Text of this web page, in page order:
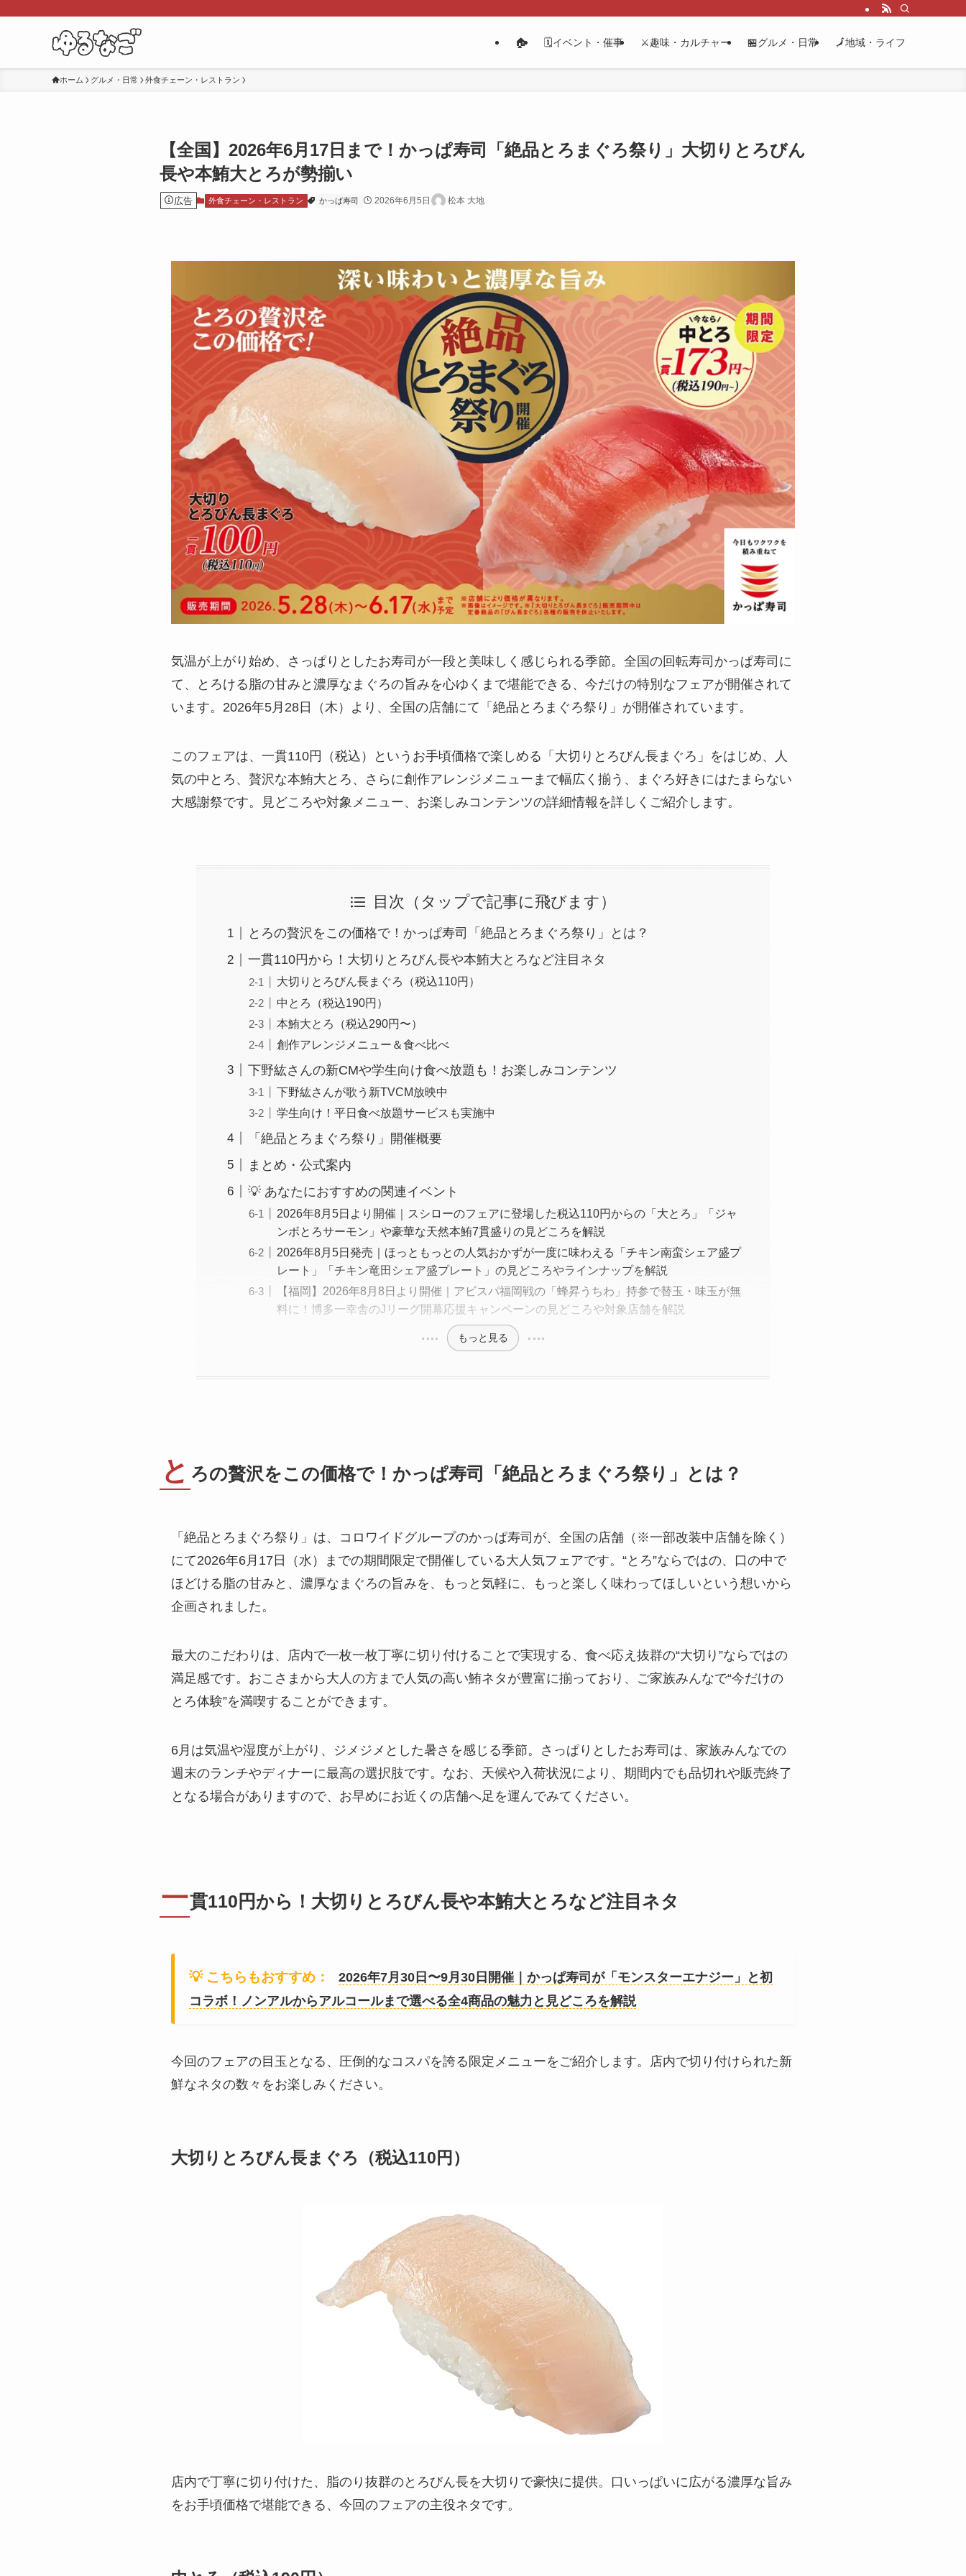
🏠 🗓️イベント・催事 ⚔️趣味・カルチャー 🏪グルメ・日常 🗾地域・ライフ
ホーム グルメ・日常 外食チェーン・レストラン
【全国】2026年6月17日まで！かっぱ寿司「絶品とろまぐろ祭り」大切りとろびん
長や本鮪大とろが勢揃い
広告 外食チェーン・レストラン かっぱ寿司 2026年6月5日 松本 大地
気温が上がり始め、さっぱりとしたお寿司が一段と美味しく感じられる季節。全国の回転寿司かっぱ寿司に
て、とろける脂の甘みと濃厚なまぐろの旨みを心ゆくまで堪能できる、今だけの特別なフェアが開催されて
います。2026年5月28日（木）より、全国の店舗にて「絶品とろまぐろ祭り」が開催されています。
このフェアは、一貫110円（税込）というお手頃価格で楽しめる「大切りとろびん長まぐろ」をはじめ、人
気の中とろ、贅沢な本鮪大とろ、さらに創作アレンジメニューまで幅広く揃う、まぐろ好きにはたまらない
大感謝祭です。見どころや対象メニュー、お楽しみコンテンツの詳細情報を詳しくご紹介します。
目次（タップで記事に飛びます）
とろの贅沢をこの価格で！かっぱ寿司「絶品とろまぐろ祭り」とは？
一貫110円から！大切りとろびん長や本鮪大とろなど注目ネタ
大切りとろびん長まぐろ（税込110円）
中とろ（税込190円）
本鮪大とろ（税込290円〜）
創作アレンジメニュー＆食べ比べ
下野紘さんの新CMや学生向け食べ放題も！お楽しみコンテンツ
下野紘さんが歌う新TVCM放映中
学生向け！平日食べ放題サービスも実施中
「絶品とろまぐろ祭り」開催概要
まとめ・公式案内
💡 あなたにおすすめの関連イベント
2026年8月5日より開催｜スシローのフェアに登場した税込110円からの「大とろ」「ジャ
ンボとろサーモン」や豪華な天然本鮪7貫盛りの見どころを解説
2026年8月5日発売｜ほっともっとの人気おかずが一度に味わえる「チキン南蛮シェア盛プ
レート」「チキン竜田シェア盛プレート」の見どころやラインナップを解説
【福岡】2026年8月8日より開催｜アビスパ福岡戦の「蜂昇うちわ」持参で替玉・味玉が無
料に！博多一幸舎のJリーグ開幕応援キャンペーンの見どころや対象店舗を解説
もっと見る
と ろの贅沢をこの価格で！かっぱ寿司「絶品とろまぐろ祭り」とは？
「絶品とろまぐろ祭り」は、コロワイドグループのかっぱ寿司が、全国の店舗（※一部改装中店舗を除く）
にて2026年6月17日（水）までの期間限定で開催している大人気フェアです。“とろ”ならではの、口の中で
ほどける脂の甘みと、濃厚なまぐろの旨みを、もっと気軽に、もっと楽しく味わってほしいという想いから
企画されました。
最大のこだわりは、店内で一枚一枚丁寧に切り付けることで実現する、食べ応え抜群の“大切り”ならではの
満足感です。おこさまから大人の方まで人気の高い鮪ネタが豊富に揃っており、ご家族みんなで“今だけの
とろ体験”を満喫することができます。
6月は気温や湿度が上がり、ジメジメとした暑さを感じる季節。さっぱりとしたお寿司は、家族みんなでの
週末のランチやディナーに最高の選択肢です。なお、天候や入荷状況により、期間内でも品切れや販売終了
となる場合がありますので、お早めにお近くの店舗へ足を運んでみてください。
一貫110円から！大切りとろびん長や本鮪大とろなど注目ネタ
💡 こちらもおすすめ：
2026年7月30日〜9月30日開催｜かっぱ寿司が「モンスターエナジー」と初
コラボ！ノンアルからアルコールまで選べる全4商品の魅力と見どころを解説
今回のフェアの目玉となる、圧倒的なコスパを誇る限定メニューをご紹介します。店内で切り付けられた新
鮮なネタの数々をお楽しみください。
大切りとろびん長まぐろ（税込110円）
店内で丁寧に切り付けた、脂のり抜群のとろびん長を大切りで豪快に提供。口いっぱいに広がる濃厚な旨み
をお手頃価格で堪能できる、今回のフェアの主役ネタです。